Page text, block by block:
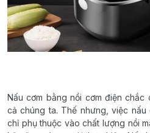
Nấu cơm bằng nồi cơm điện
cả chúng ta. Thế nhưng, việc
chỉ phụ thuộc vào chất lượng nồi